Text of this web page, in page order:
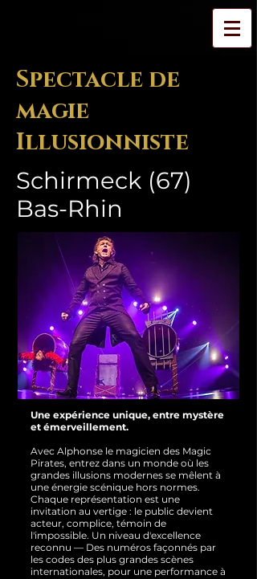
Spectacle de
magie
Illusionniste
Schirmeck (67)
Bas-Rhin
Une expérience unique, entre mystère
et émerveillement.
Avec Alphonse le magicien des Magic
Pirates, entrez dans un monde où les
grandes illusions modernes se mêlent à
une énergie scénique hors normes.
Chaque représentation est une
invitation au vertige : le public devient
acteur, complice, témoin de
l'impossible. Un niveau d'excellence
reconnu — Des numéros façonnés par
les codes des plus grandes scènes
internationales, pour une performance à